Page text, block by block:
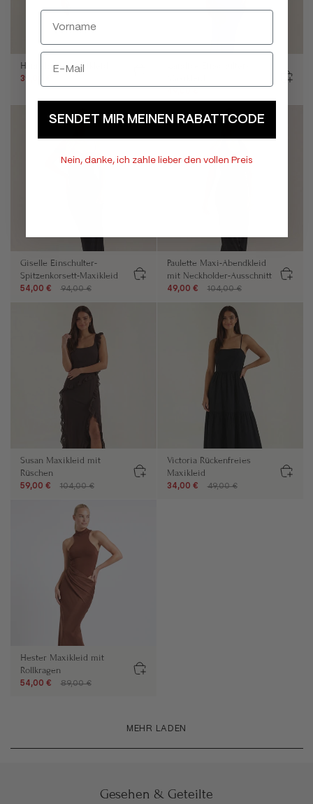
Hannah Slip-Maxikleid
39,00 €
Giselle Einschulter-
Spitzenkorsett-Maxikleid
54,00 € 94,00 €
Paulette Maxi-Abendkleid
mit Neckholder-Ausschnitt
49,00 € 104,00 €
Susan Maxikleid mit
Rüschen
59,00 € 104,00 €
Victoria Rückenfreies
Maxikleid
34,00 € 49,00 €
Hester Maxikleid mit
Rollkragen
54,00 € 89,00 €
MEHR LADEN
Gesehen & Geteilte
SENDET MIR MEINEN RABATTCODE
Nein, danke, ich zahle lieber den vollen Preis